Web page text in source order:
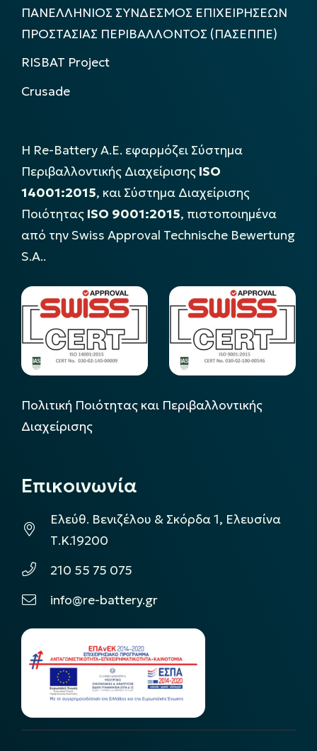
ΠΑΝΕΛΛΗΝΙΟΣ ΣΥΝΔΕΣΜΟΣ ΕΠΙΧΕΙΡΗΣΕΩΝ
ΠΡΟΣΤΑΣΙΑΣ ΠΕΡΙΒΑΛΛΟΝΤΟΣ (ΠΑΣΕΠΠΕ)
RISBAT Project
Crusade
Η Re-Battery Α.Ε. εφαρμόζει Σύστημα
Περιβαλλοντικής Διαχείρισης ISO
14001:2015, και Σύστημα Διαχείρισης
Ποιότητας ISO 9001:2015, πιστοποιημένα
από την Swiss Approval Technische Bewertung
S.A..
Πολιτική Ποιότητας και Περιβαλλοντικής
Διαχείρισης
Επικοινωνία
Ελεύθ. Βενιζέλου & Σκόρδα 1, Ελευσίνα
Τ.Κ.19200
210 55 75 075
info@re-battery.gr